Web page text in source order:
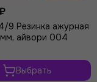
9 Резинка ажурная
мм, айвори 004
Выбрать